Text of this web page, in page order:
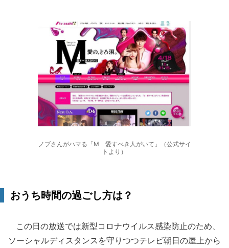
ノブさんがハマる「M 愛すべき人がいて」（公式サイ
トより）
おうち時間の過ごし方は？
この日の放送では新型コロナウイルス感染防止のため、
ソーシャルディスタンスを守りつつテレビ朝日の屋上から